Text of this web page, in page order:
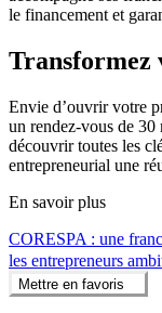
le financement et
Transformez
Envie d’ouvrir votre
un rendez-vous de
découvrir toutes les
entrepreneurial une
En savoir plus
CORESPA : une
les entrepreneurs
Mettre en favoris